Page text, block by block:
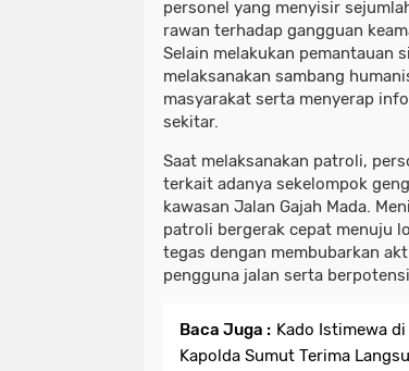
personel yang menyisir
rawan terhadap gangguan
Selain melakukan pemantauan
melaksanakan sambang
masyarakat serta menyerap
sekitar.
Saat melaksanakan patroli,
terkait adanya sekelompok
kawasan Jalan Gajah Mada.
patroli bergerak cepat menuju
tegas dengan membubarkan
pengguna jalan serta
Baca Juga : Kado Istimewa
Kapolda Sumut Terima